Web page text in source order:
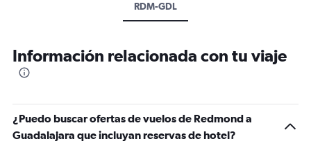
RDM-GDL
Información relacionada con tu viaje
¿Puedo buscar ofertas de vuelos de Redmond a
Guadalajara que incluyan reservas de hotel?